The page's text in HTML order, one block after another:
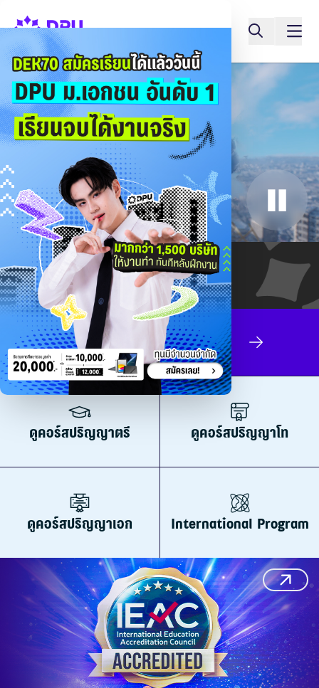
ค่าเทอม
สมัครเรียน
ดูคอร์สปริญญาตรี ดูคอร์สปริญญาโท
ดูคอร์สปริญญาเอก International Program